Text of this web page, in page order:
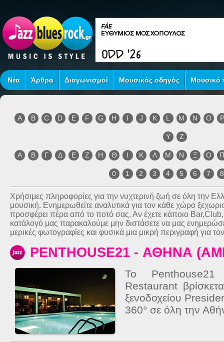
Νέα Άρθρα Διαγωνισμοί Μουσικός οδηγός Μουσικό
A B C D E F G H I J K L M N O P
Y Z
Α Β Γ Δ Ε Ζ Η Θ Ι Κ Λ Μ Ν Ξ Ο
0 1 2 3 4 5 6 7 8
Χρήσιμες πληροφορίες για την νυχτερινή ζωή σε όλη την
μουσική. Ενημερωθείτε αναλυτικά για τον κάθε χώρο
προσφέρει πέρα από το ποτό σας. Αν έχετε κάποιο
κατάλογό μας παρακαλούμε μην διστάσετε να μας
μερικές φωτογραφίες και φυσικά μια μικρή περιγραφή για
PENTHOUSE21 - ΑΘΗΝΑ
Το
Restaurant
ξενοδοχείου
360° σε όλη την